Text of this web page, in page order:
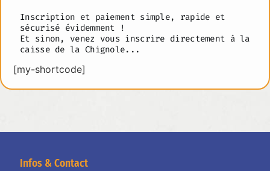
Inscription et paiement simple, rapide et
sécurisé évidemment !
Et sinon, venez vous inscrire directement à la
caisse de la Chignole...
[my-shortcode]
Infos & Contact